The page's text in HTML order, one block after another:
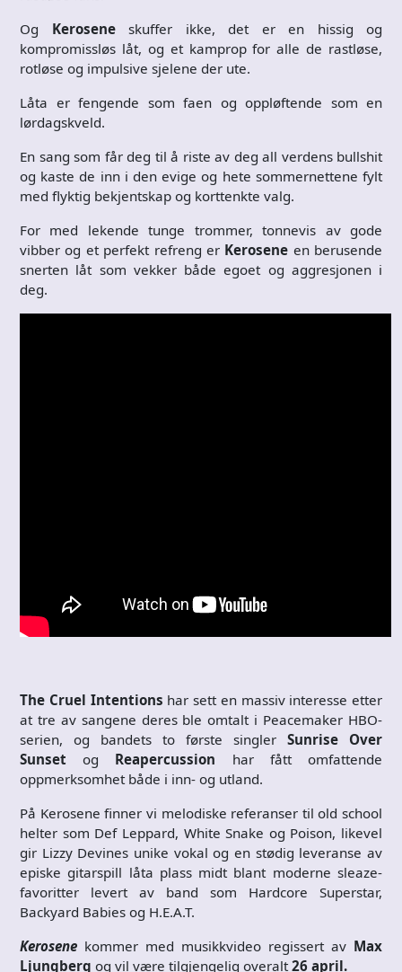
Og Keroseneskuffer ikke, det er en hissig og
kompromissløs låt, og et kamprop for alle de rastløse,
rotløse og impulsive sjelene der ute.
Låta er fengende som faen og oppløftende som en
lørdagskveld.
En sang som får deg til å riste av deg all verdens bullshit
og kaste de inn i den evige og hete sommernettene fylt
med flyktig bekjentskap og korttenkte valg.
For med lekende tunge trommer, tonnevis av gode
vibber og et perfekt refreng er Kerosene en berusende
snerten låt som vekker både egoet og aggresjonen i
deg.
The Cruel Intentions har sett en massiv interesse etter
at tre av sangene deres ble omtalt i Peacemaker HBO-
serien, og bandets to første singler Sunrise Over
Sunset og Reapercussion har fått omfattende
oppmerksomhet både i inn- og utland.
På Kerosene finner vi melodiske referanser til old school
helter som Def Leppard, White Snake og Poison, likevel
gir Lizzy Devines unike vokal og en stødig leveranse av
episke gitarspill låta plass midt blant moderne sleaze-
favoritter levert av band som Hardcore Superstar,
Backyard Babies og H.E.A.T.
Kerosene kommer med musikkvideo regissert av Max
Ljungberg og vil være tilgjengelig overalt26 april.